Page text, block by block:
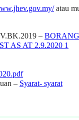
atau
– BORANG
AS AT 2.9.2020 1
– Syarat- syarat